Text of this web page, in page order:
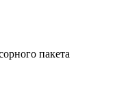
пакета